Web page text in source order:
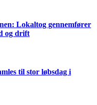
Lokaltog gennemfører
og drift
til stor løbsdag i